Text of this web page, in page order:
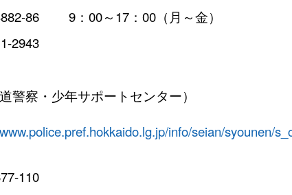
86
9：00～17：00（月～金）
2943
警察・少年サポートセンター）
info/seian/syounen/
110